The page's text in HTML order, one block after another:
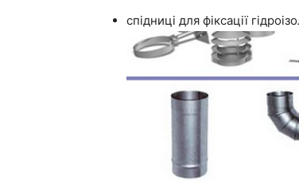
спідниці для фіксації